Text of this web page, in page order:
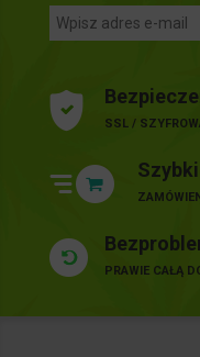
SSL /
PRAWIE CAŁĄ